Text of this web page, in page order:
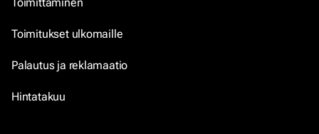
Toimittaminen
Toimitukset ulkomaille
Palautus ja reklamaatio
Hintatakuu